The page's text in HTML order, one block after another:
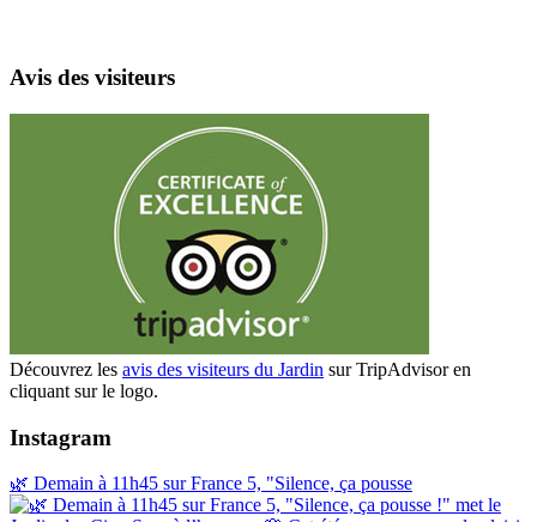
Avis des visiteurs
Découvrez les avis des visiteurs du Jardin sur TripAdvisor en
cliquant sur le logo.
Instagram
🌿 Demain à 11h45 sur France 5, "Silence, ça pousse